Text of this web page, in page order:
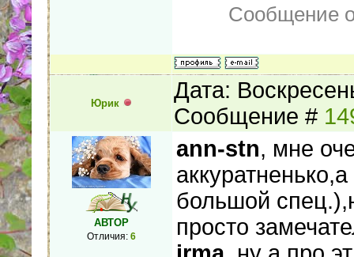
Сообщение
Юрик
Дата:
Сообщение #
АВТОР
Отличия: 6
ann-stn, мне
большой
просто